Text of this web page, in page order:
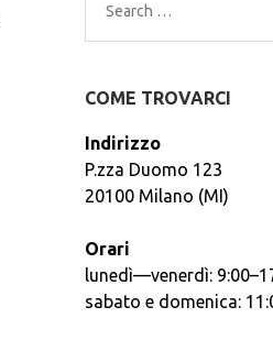
Search
for:
COME TROVARCI
Indirizzo
P.zza Duomo 123
20100 Milano (MI)
Orari
lunedì—venerdì:
sabato e domenica: